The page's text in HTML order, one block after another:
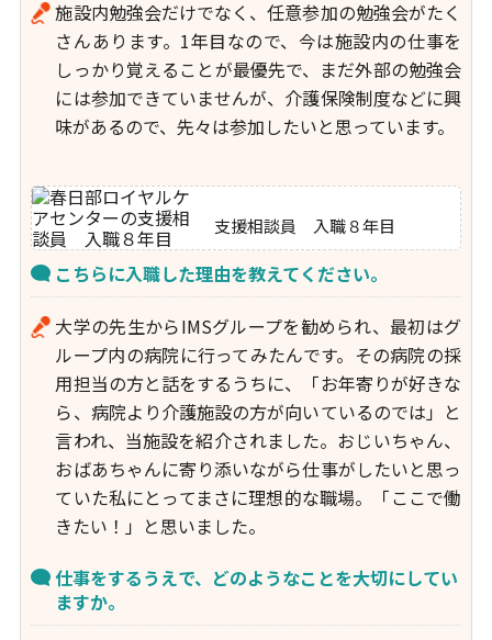
施設内勉強会だけでなく、任意参加の勉強会がたく
さんあります。1年目なので、今は施設内の仕事を
しっかり覚えることが最優先で、まだ外部の勉強会
には参加できていませんが、介護保険制度などに興
味があるので、先々は参加したいと思っています。
支援相談員 入職８年目
こちらに入職した理由を教えてください。
大学の先生からIMSグループを勧められ、最初はグ
ループ内の病院に行ってみたんです。その病院の採
用担当の方と話をするうちに、「お年寄りが好きな
ら、病院より介護施設の方が向いているのでは」と
言われ、当施設を紹介されました。おじいちゃん、
おばあちゃんに寄り添いながら仕事がしたいと思っ
ていた私にとってまさに理想的な職場。「ここで働
きたい！」と思いました。
仕事をするうえで、どのようなことを大切にしてい
ますか。